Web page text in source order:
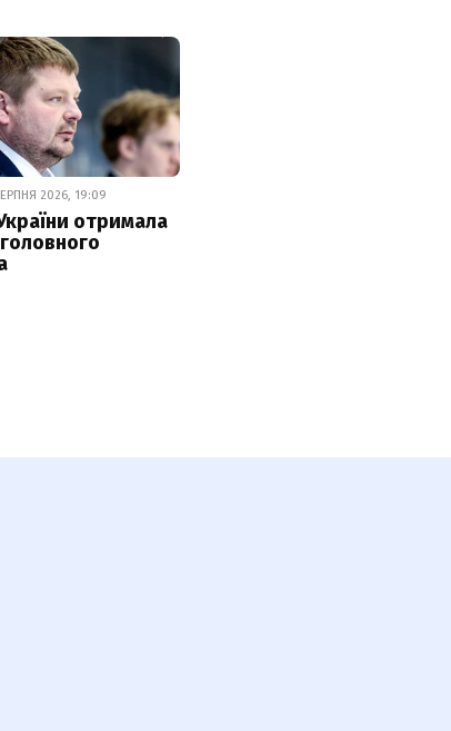
2026, 19:09
отримала